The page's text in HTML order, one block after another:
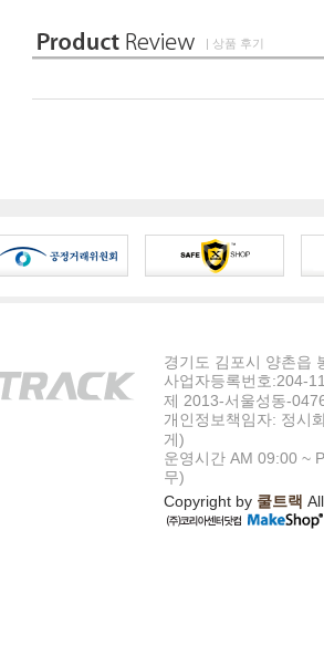
| 상품 후기
경기도 김포시 양촌읍
사업자등록번호:204-
제 2013-서울성동-
개인정보책임자: 정시
게)
운영시간 AM 09:00 ~
무)
Copyright by 쿨트랙